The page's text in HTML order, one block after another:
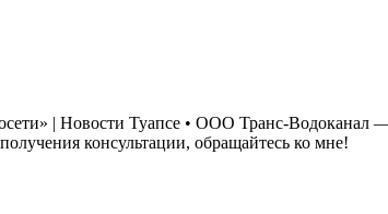
| Новости Туапсе • ООО Транс-
консультации, обращайтесь ко мне!